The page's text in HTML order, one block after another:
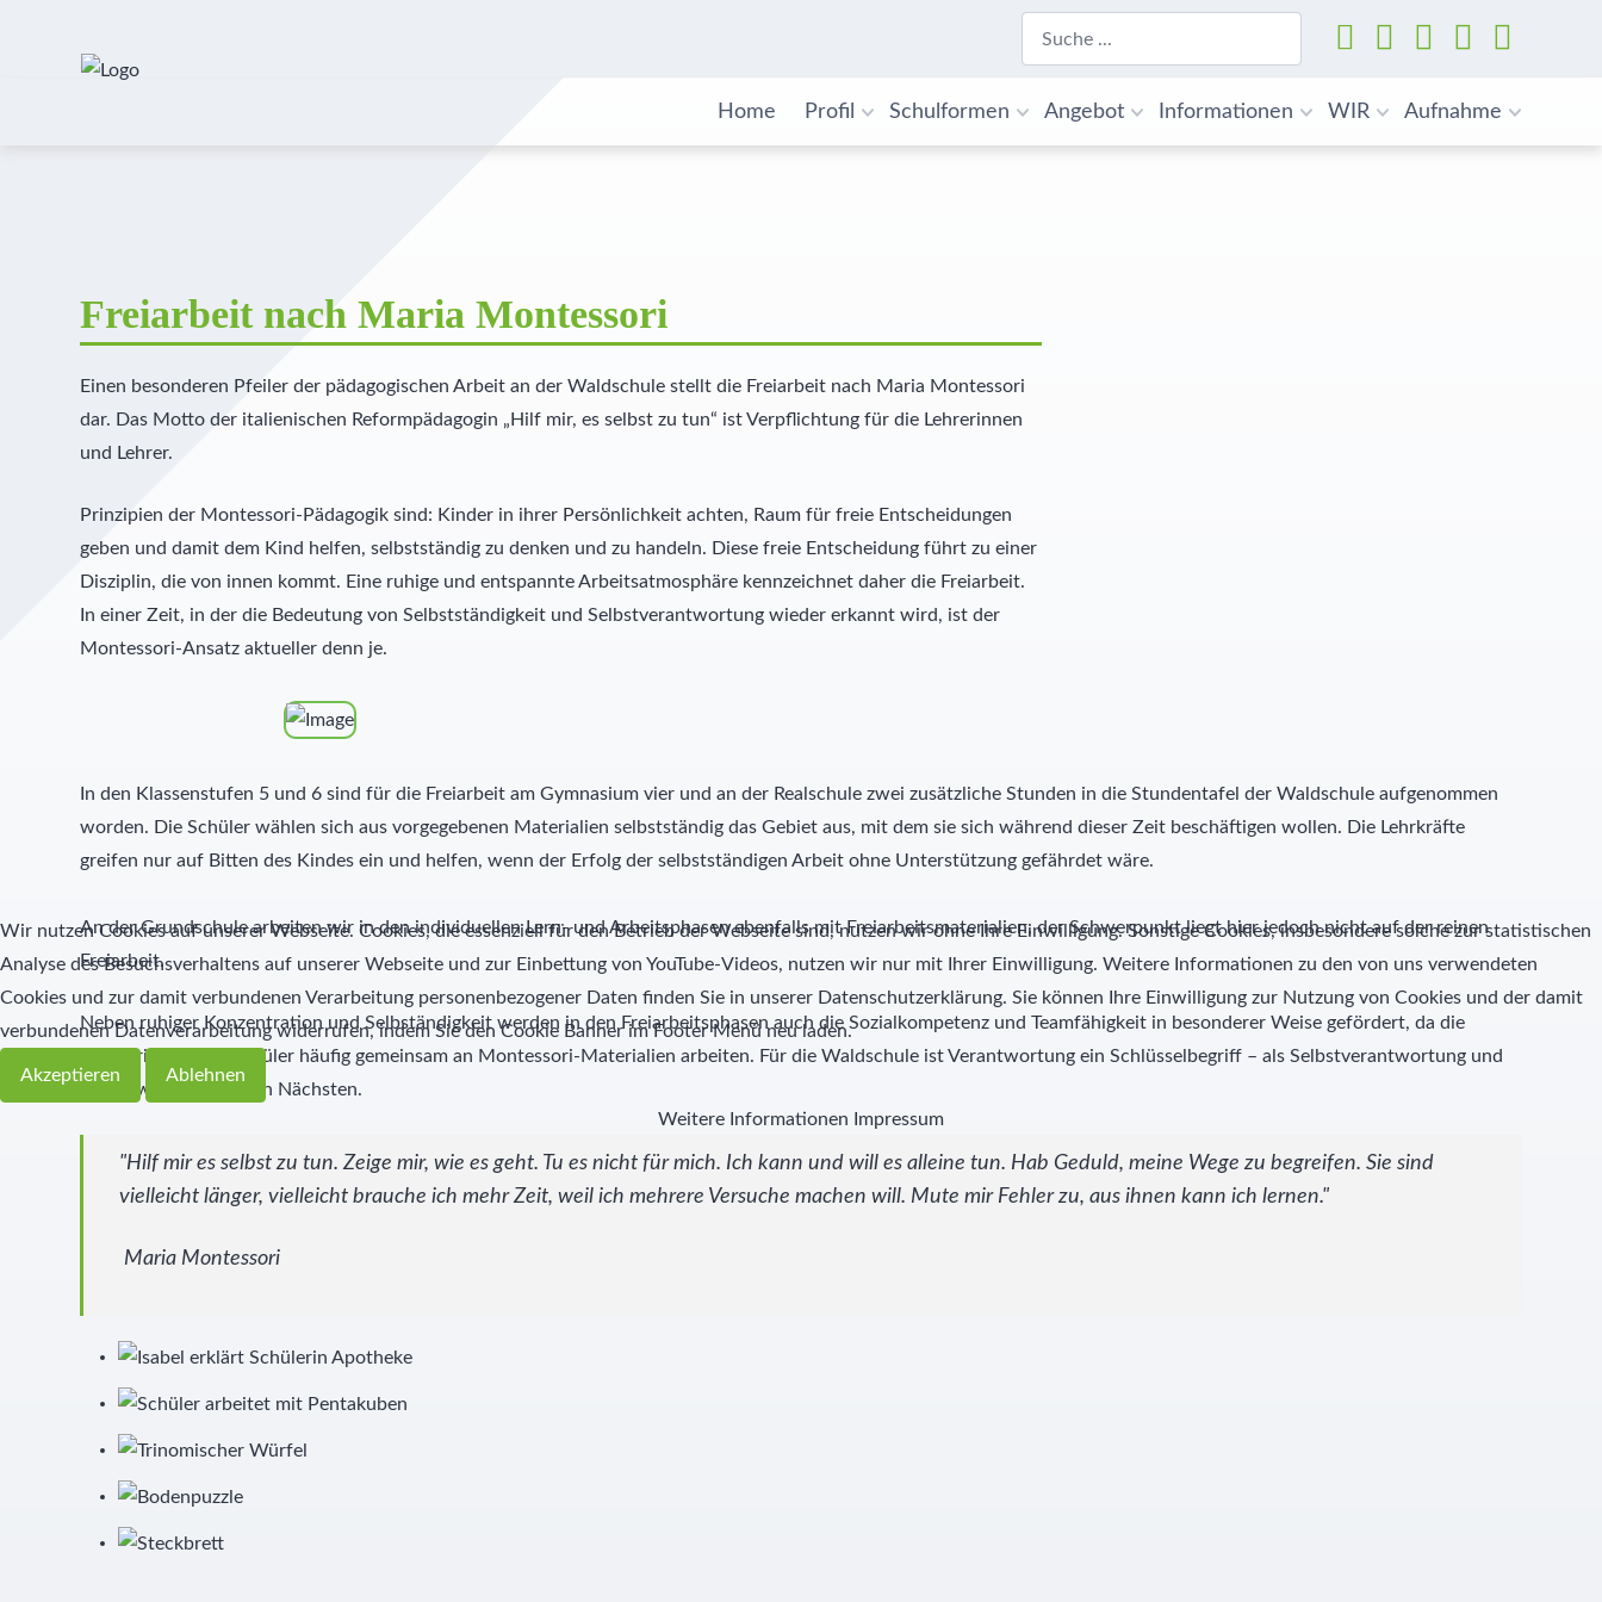
Suchen
Home Profil Schulformen Angebot Informationen WIR Aufnahme
Freiarbeit nach Maria Montessori
Einen besonderen Pfeiler der pädagogischen Arbeit an der Waldschule stellt die Freiarbeit nach Maria Montessori
dar. Das Motto der italienischen Reformpädagogin „Hilf mir, es selbst zu tun“ ist Verpflichtung für die Lehrerinnen
und Lehrer.
Prinzipien der Montessori-Pädagogik sind: Kinder in ihrer Persönlichkeit achten, Raum für freie Entscheidungen
geben und damit dem Kind helfen, selbstständig zu denken und zu handeln. Diese freie Entscheidung führt zu einer
Disziplin, die von innen kommt. Eine ruhige und entspannte Arbeitsatmosphäre kennzeichnet daher die Freiarbeit.
In einer Zeit, in der die Bedeutung von Selbstständigkeit und Selbstverantwortung wieder erkannt wird, ist der
Montessori-Ansatz aktueller denn je.
In den Klassenstufen 5 und 6 sind für die Freiarbeit am Gymnasium vier und an der Realschule zwei zusätzliche Stunden in die Stundentafel der Waldschule aufgenommen
worden. Die Schüler wählen sich aus vorgegebenen Materialien selbstständig das Gebiet aus, mit dem sie sich während dieser Zeit beschäftigen wollen. Die Lehrkräfte
greifen nur auf Bitten des Kindes ein und helfen, wenn der Erfolg der selbstständigen Arbeit ohne Unterstützung gefährdet wäre.
An der Grundschule arbeiten wir in den individuellen Lern- und Arbeitsphasen ebenfalls mit Freiarbeitsmaterialien, der Schwerpunkt liegt hier jedoch nicht auf der reinen
Freiarbeit.
Neben ruhiger Konzentration und Selbständigkeit werden in den Freiarbeitsphasen auch die Sozialkompetenz und Teamfähigkeit in besonderer Weise gefördert, da die
Schülerinnen und Schüler häufig gemeinsam an Montessori-Materialien arbeiten. Für die Waldschule ist Verantwortung ein Schlüsselbegriff – als Selbstverantwortung und
Verantwortung für den Nächsten.
"Hilf mir es selbst zu tun. Zeige mir, wie es geht. Tu es nicht für mich. Ich kann und will es alleine tun. Hab Geduld, meine Wege zu begreifen. Sie sind
vielleicht länger, vielleicht brauche ich mehr Zeit, weil ich mehrere Versuche machen will. Mute mir Fehler zu, aus ihnen kann ich lernen."
Maria Montessori
Wir nutzen Cookies auf unserer Webseite. Cookies, die essenziell für den Betrieb der Webseite sind, nutzen wir ohne Ihre Einwilligung. Sonstige Cookies, insbesondere solche zur statistischen
Analyse des Besuchsverhaltens auf unserer Webseite und zur Einbettung von YouTube-Videos, nutzen wir nur mit Ihrer Einwilligung. Weitere Informationen zu den von uns verwendeten
Cookies und zur damit verbundenen Verarbeitung personenbezogener Daten finden Sie in unserer Datenschutzerklärung. Sie können Ihre Einwilligung zur Nutzung von Cookies und der damit
verbundenen Datenverarbeitung widerrufen, indem Sie den Cookie Banner im Footer Menü neu laden.
Akzeptieren Ablehnen
Weitere Informationen Impressum